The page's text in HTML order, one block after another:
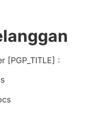
[PGP_TITLE] :